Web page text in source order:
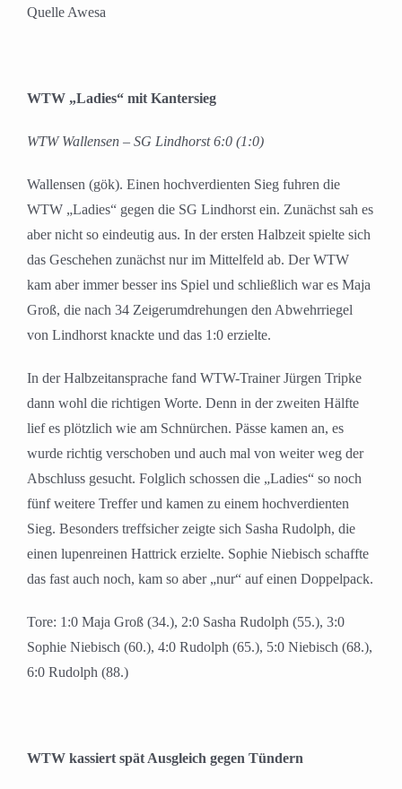
Quelle Awesa
WTW „Ladies“ mit Kantersieg
WTW Wallensen – SG Lindhorst 6:0 (1:0)
Wallensen (gök). Einen hochverdienten Sieg fuhren die
WTW „Ladies“ gegen die SG Lindhorst ein. Zunächst sah es
aber nicht so eindeutig aus. In der ersten Halbzeit spielte sich
das Geschehen zunächst nur im Mittelfeld ab. Der WTW
kam aber immer besser ins Spiel und schließlich war es Maja
Groß, die nach 34 Zeigerumdrehungen den Abwehrriegel
von Lindhorst knackte und das 1:0 erzielte.
In der Halbzeitansprache fand WTW-Trainer Jürgen Tripke
dann wohl die richtigen Worte. Denn in der zweiten Hälfte
lief es plötzlich wie am Schnürchen. Pässe kamen an, es
wurde richtig verschoben und auch mal von weiter weg der
Abschluss gesucht. Folglich schossen die „Ladies“ so noch
fünf weitere Treffer und kamen zu einem hochverdienten
Sieg. Besonders treffsicher zeigte sich Sasha Rudolph, die
einen lupenreinen Hattrick erzielte. Sophie Niebisch schaffte
das fast auch noch, kam so aber „nur“ auf einen Doppelpack.
Tore: 1:0 Maja Groß (34.), 2:0 Sasha Rudolph (55.), 3:0
Sophie Niebisch (60.), 4:0 Rudolph (65.), 5:0 Niebisch (68.),
6:0 Rudolph (88.)
WTW kassiert spät Ausgleich gegen Tündern